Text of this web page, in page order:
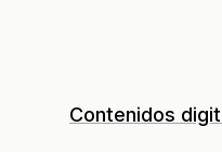
Contenidos